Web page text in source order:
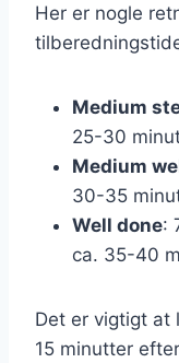
Her er nogle
Medium
25-30
Medium
30-35
Well done:
ca. 35-40
Det er vigtigt at
15 minutter